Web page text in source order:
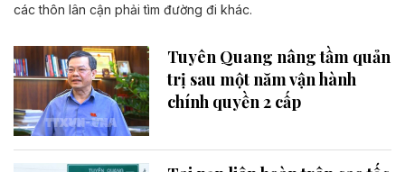
các thôn lân cận phải tìm đường đi khác.
Tuyên Quang nâng tầm quản
trị sau một năm vận hành
chính quyền 2 cấp